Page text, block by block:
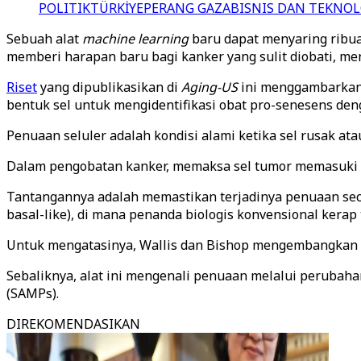
POLITIKTÜRKİYEPERANG GAZABISNIS DAN
Sebuah alat machine learningbaru dapat menyaring
memberi harapan baru bagi kanker yang sulit diobati,
Risetyang dipublikasikan di Aging-USini
bentuk sel untuk mengidentifikasi obat pro-senesens
Penuaan seluler adalah kondisi alami ketika sel rusak
Dalam pengobatan kanker, memaksa sel tumor
Tantangannya adalah memastikan terjadinya penuaan
basal-like), di mana penanda biologis konvensional
Untuk mengatasinya, Wallis dan Bishop
Sebaliknya, alat ini mengenali penuaan melalui
(SAMPs).
DIREKOMENDASIKAN